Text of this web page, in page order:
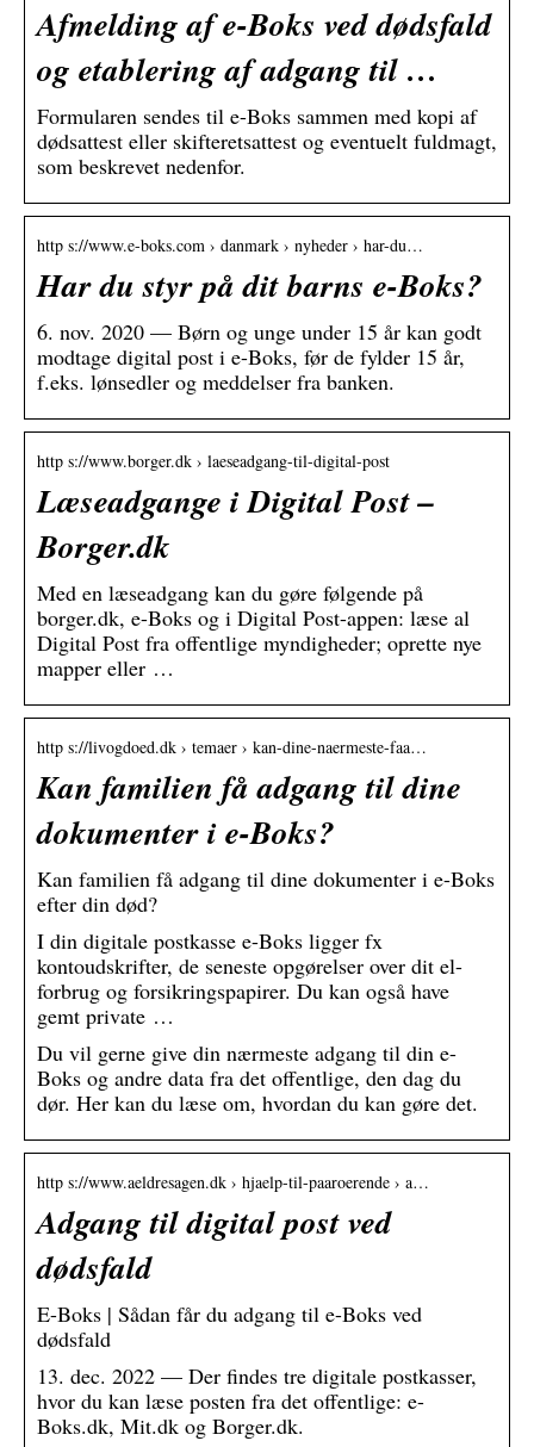
Afmelding af e-Boks ved dødsfald
og etablering af adgang til …
Formularen sendes til e-Boks sammen med kopi af
dødsattest eller skifteretsattest og eventuelt fuldmagt,
som beskrevet nedenfor.
http s://www.e-boks.com › danmark › nyheder › har-du…
Har du styr på dit barns e-Boks?
6. nov. 2020 — Børn og unge under 15 år kan godt
modtage digital post i e-Boks, før de fylder 15 år,
f.eks. lønsedler og meddelser fra banken.
http s://www.borger.dk › laeseadgang-til-digital-post
Læseadgange i Digital Post –
Borger.dk
Med en læseadgang kan du gøre følgende på
borger.dk, e-Boks og i Digital Post-appen: læse al
Digital Post fra offentlige myndigheder; oprette nye
mapper eller …
http s://livogdoed.dk › temaer › kan-dine-naermeste-faa…
Kan familien få adgang til dine
dokumenter i e-Boks?
Kan familien få adgang til dine dokumenter i e-Boks
efter din død?
I din digitale postkasse e-Boks ligger fx
kontoudskrifter, de seneste opgørelser over dit el-
forbrug og forsikringspapirer. Du kan også have
gemt private …
Du vil gerne give din nærmeste adgang til din e-
Boks og andre data fra det offentlige, den dag du
dør. Her kan du læse om, hvordan du kan gøre det.
http s://www.aeldresagen.dk › hjaelp-til-paaroerende › a…
Adgang til digital post ved
dødsfald
E-Boks | Sådan får du adgang til e-Boks ved
dødsfald
13. dec. 2022 — Der findes tre digitale postkasser,
hvor du kan læse posten fra det offentlige: e-
Boks.dk, Mit.dk og Borger.dk.